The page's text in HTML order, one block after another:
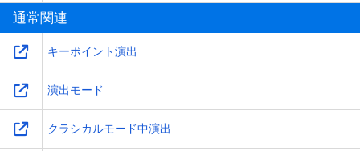
通常関連
キーポイント演出
演出モード
クラシカルモード中演出